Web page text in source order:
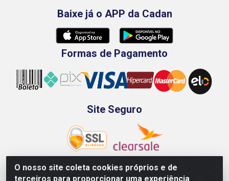
O nosso site coleta cookies próprios e de
terceiros para proporcionar uma experiência
Baixe já o APP da Cadan
Formas de Pagamento
Site Seguro